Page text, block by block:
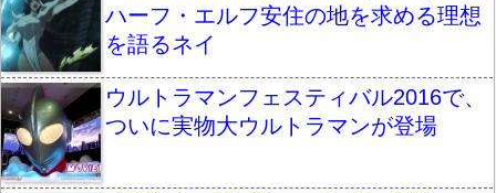
ハーフ・エルフ安住の地を求める理想
を語るネイ
ウルトラマンフェスティバル2016で、
ついに実物大ウルトラマンが登場